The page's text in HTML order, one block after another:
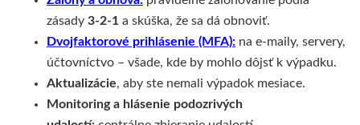
zásady 3‑2‑1 a skúška, že sa dá obnoviť.
Dvojfaktorové prihlásenie (MFA): na e‑maily, servery,
účtovníctvo – všade, kde by mohlo dôjsť k výpadku.
Aktualizácie, aby ste nemali výpadok mesiace.
Monitoring a hlásenie podozrivých